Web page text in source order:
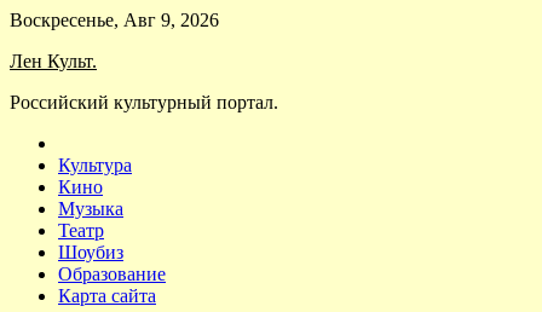
Skip
content
Воскресенье, Авг 9, 2026
Лен Культ.
Российский культурный портал.
Культура
Кино
Музыка
Театр
Шоубиз
Образование
Карта сайта